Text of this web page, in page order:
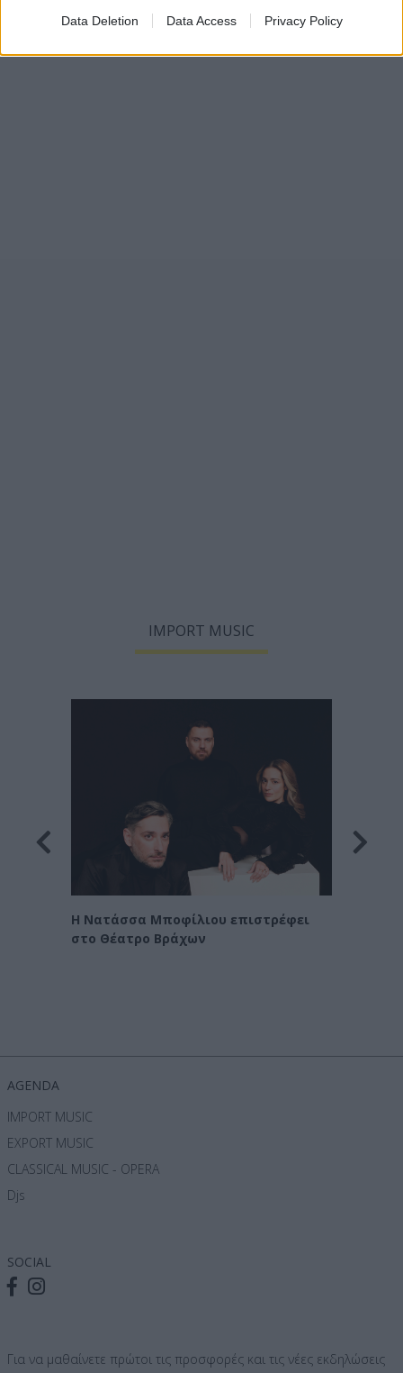
Data Deletion Data Access Privacy Policy
IMPORT MUSIC
Η Νατάσσα Μποφίλιου επιστρέφει
στο Θέατρο Βράχων
AGENDA
IMPORT MUSIC
EXPORT MUSIC
CLASSICAL MUSIC - OPERA
Djs
SOCIAL
Για να μαθαίνετε πρώτοι τις προσφορές και τις νέες εκδηλώσεις